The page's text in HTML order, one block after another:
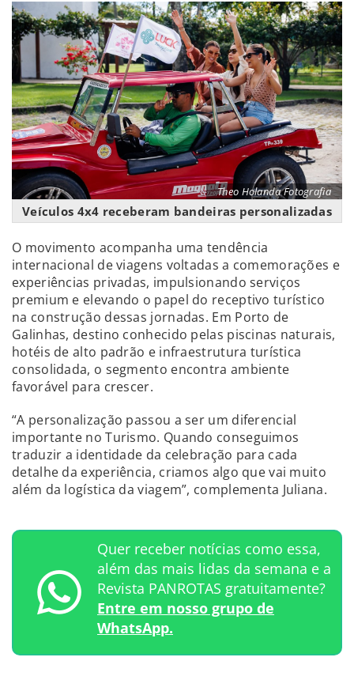
Theo Holanda Fotografia
Veículos 4x4 receberam bandeiras personalizadas
O movimento acompanha uma tendência
internacional de viagens voltadas a comemorações e
experiências privadas, impulsionando serviços
premium e elevando o papel do receptivo turístico
na construção dessas jornadas. Em Porto de
Galinhas, destino conhecido pelas piscinas naturais,
hotéis de alto padrão e infraestrutura turística
consolidada, o segmento encontra ambiente
favorável para crescer.
“A personalização passou a ser um diferencial
importante no Turismo. Quando conseguimos
traduzir a identidade da celebração para cada
detalhe da experiência, criamos algo que vai muito
além da logística da viagem”, complementa Juliana.
Quer receber notícias como essa,
além das mais lidas da semana e a
Revista PANROTAS gratuitamente?
Entre em nosso grupo de
WhatsApp.